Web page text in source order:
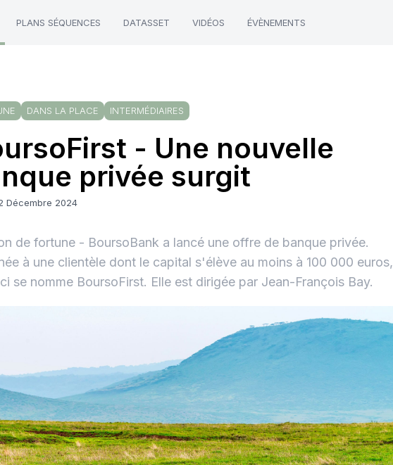
PLANS SÉQUENCES DATASSET VIDÉOS ÉVÈNEMENTS
DANS LA PLACE INTERMÉDIAIRES
- Une nouvelle
privée surgit
Décembre 2024
de fortune - BoursoBank a lancé une offre de banque privée.
à une clientèle dont le capital s'élève au moins à 100 000 euros,
se nomme BoursoFirst. Elle est dirigée par Jean-François Bay.